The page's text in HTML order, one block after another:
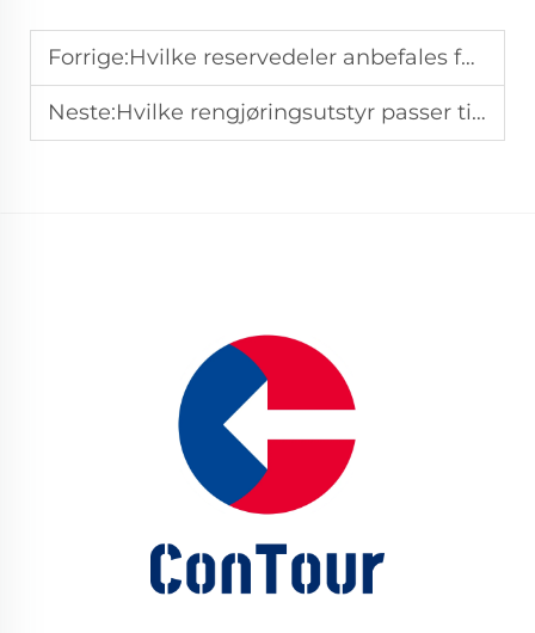
Forrige:Hvilke reservedeler anbefales for gatereinigingsflåter?
Neste:Hvilke rengjøringsutstyr passer til scenarier for industriell eiendomsforvaltning?